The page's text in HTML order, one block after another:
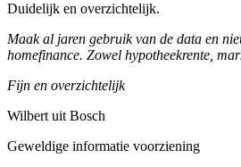
Duidelijk en overzichtelijk.
Maak al jaren gebruik van de data en
homefinance. Zowel hypotheekrente,
Fijn en overzichtelijk
Wilbert uit Bosch
Geweldige informatie voorziening